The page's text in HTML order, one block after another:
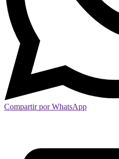
Compartir por WhatsApp